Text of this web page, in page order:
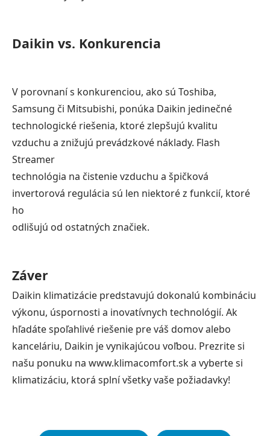
Daikin vs. Konkurencia
V porovnaní s konkurenciou, ako sú Toshiba,
Samsung či Mitsubishi, ponúka Daikin jedinečné
technologické riešenia, ktoré zlepšujú kvalitu
vzduchu a znižujú prevádzkové náklady. Flash
Streamer
technológia na čistenie vzduchu a špičková
invertorová regulácia sú len niektoré z funkcií, ktoré
ho
odlišujú od ostatných značiek.
Záver
Daikin klimatizácie predstavujú dokonalú kombináciu
výkonu, úspornosti a inovatívnych technológií. Ak
hľadáte spoľahlivé riešenie pre váš domov alebo
kanceláriu, Daikin je vynikajúcou voľbou. Prezrite si
našu ponuku na www.klimacomfort.sk a vyberte si
klimatizáciu, ktorá splní všetky vaše požiadavky!